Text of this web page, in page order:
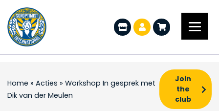
Home » Acties » Workshop In gesprek met
Dik van der Meulen
Join
the
club